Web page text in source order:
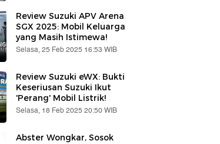
Review Suzuki APV Arena
SGX 2025: Mobil Keluarga
yang Masih Istimewa!
Selasa, 25 Feb 2025 16:53 WIB
Review Suzuki eWX: Bukti
Keseriusan Suzuki Ikut
'Perang' Mobil Listrik!
Selasa, 18 Feb 2025 20:50 WIB
Abster Wongkar, Sosok